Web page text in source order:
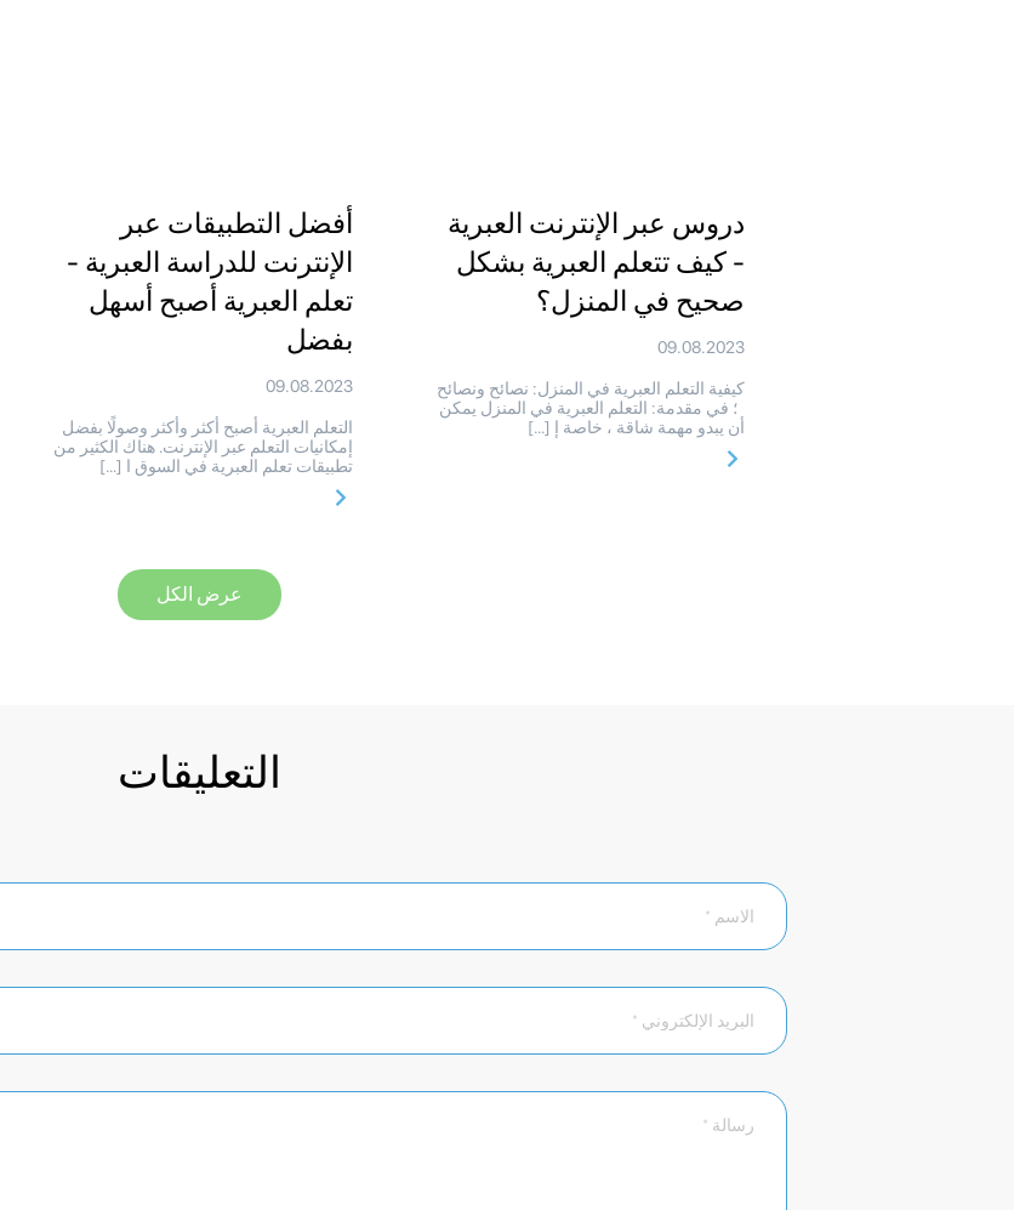
دروس عبر الإنترنت العبرية
- كيف تتعلم العبرية بشكل
صحيح في المنزل؟
09.08.2023
كيفية التعلم العبرية في المنزل: نصائح ونصائح
؛ في مقدمة: التعلم العبرية في المنزل يمكن
أن يبدو مهمة شاقة ، خاصة إ […]
أفضل التطبيقات عبر
الإنترنت للدراسة العبرية -
تعلم العبرية أصبح أسهل
بفضل
09.08.2023
التعلم العبرية أصبح أكثر وأكثر وصولًا بفضل
إمكانيات التعلم عبر الإنترنت. هناك الكثير من
تطبيقات تعلم العبرية في السوق ا […]
عرض الكل
التعليقات